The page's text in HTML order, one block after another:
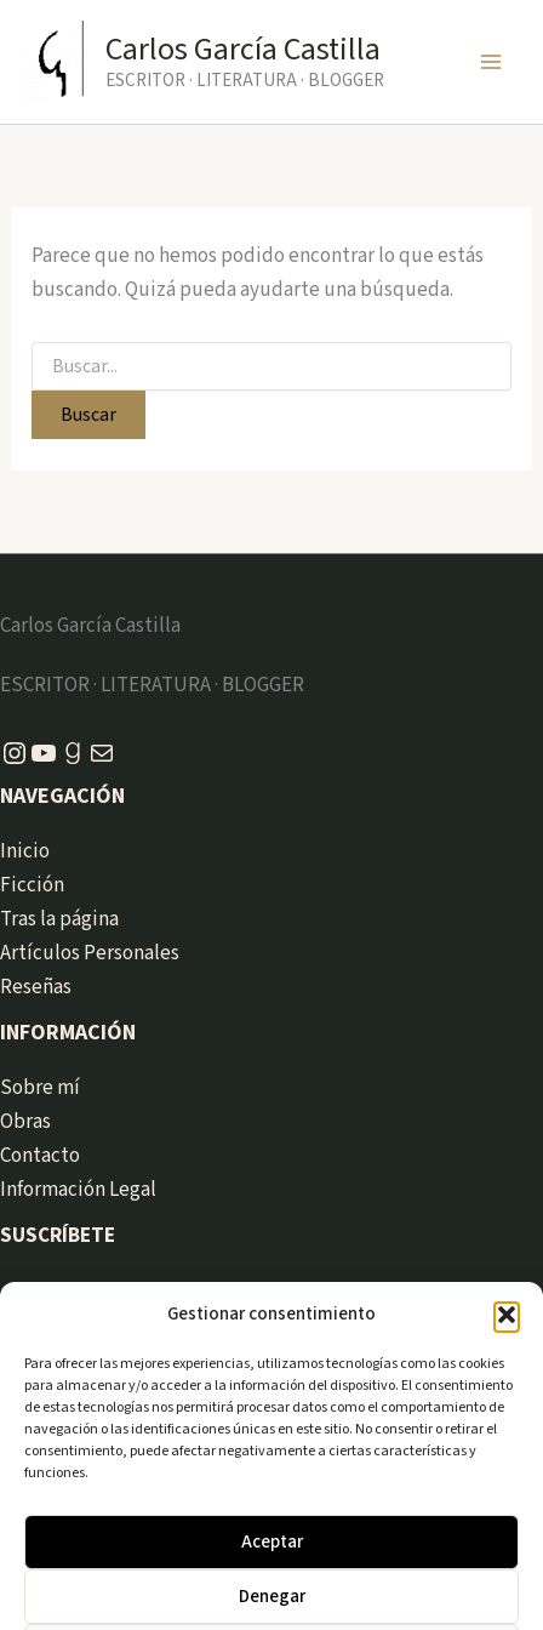
Gestionar consentimiento
Para ofrecer las mejores experiencias, utilizamos tecnologías como las cookies
para almacenar y/o acceder a la información del dispositivo. El consentimiento
de estas tecnologías nos permitirá procesar datos como el comportamiento de
navegación o las identificaciones únicas en este sitio. No consentir o retirar el
consentimiento, puede afectar negativamente a ciertas características y
funciones.
Aceptar
Denegar
contenido
Carlos García Castilla
ESCRITOR · LITERATURA · BLOGGER
Parece que no hemos podido encontrar lo que estás
buscando. Quizá pueda ayudarte una búsqueda.
Buscar
por:
Carlos García Castilla
ESCRITOR · LITERATURA · BLOGGER
Instagram
YouTube
Goodreads
Correo electrónico
NAVEGACIÓN
Inicio
Ficción
Tras la página
Artículos Personales
Reseñas
INFORMACIÓN
Sobre mí
Obras
Contacto
Información Legal
SUSCRÍBETE
Suscribirme
Powered by